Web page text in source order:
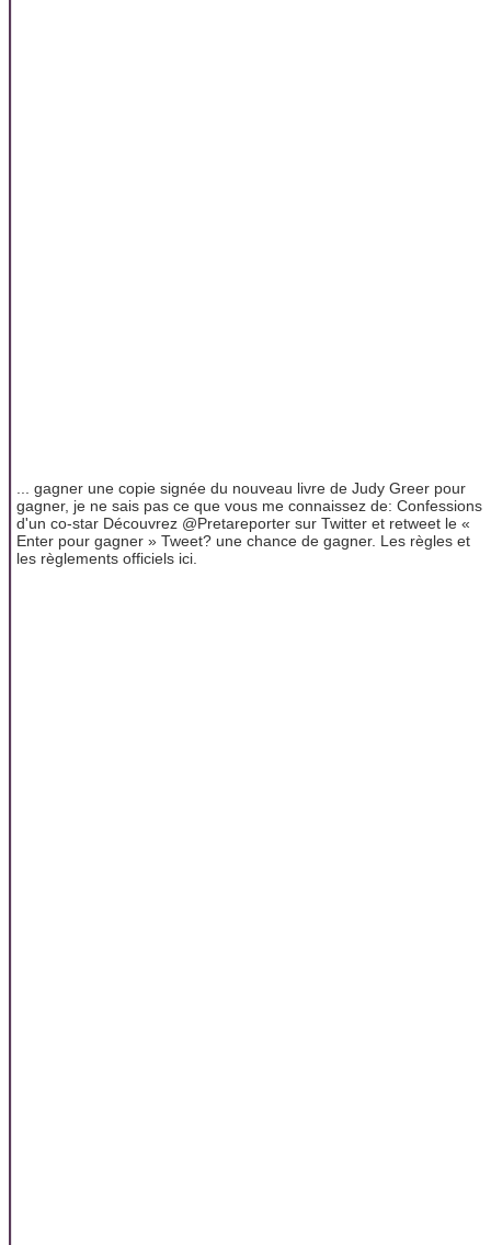
... gagner une copie signée du nouveau livre de Judy Greer pour
gagner, je ne sais pas ce que vous me connaissez de: Confessions
d'un co-star Découvrez @Pretareporter sur Twitter et retweet le «
Enter pour gagner » Tweet? une chance de gagner. Les règles et
les règlements officiels ici.